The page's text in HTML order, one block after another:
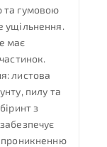
та гумовою
ущільнення.
має
листова
пилу та
з
проникненню